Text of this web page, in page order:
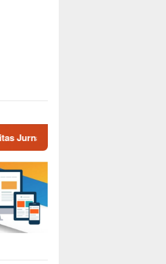
Silaturahmi Kapolres Majalengka